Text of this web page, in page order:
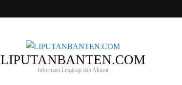
LIPUTANBANTEN.COM
Informasi Lengkap dan Akurat